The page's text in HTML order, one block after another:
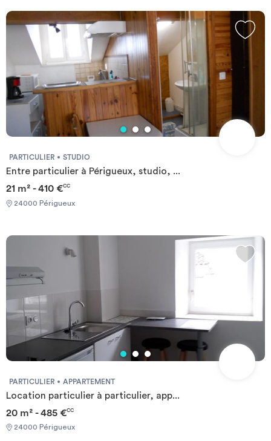
PARTICULIER STUDIO
Entre particulier à Périgueux, studio, ...
21 m² - 410 €CC
24000 Périgueux
PARTICULIER APPARTEMENT
Location particulier à particulier, app...
20 m² - 485 €CC
24000 Périgueux